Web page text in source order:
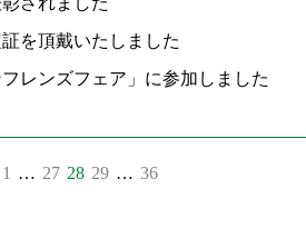
を頂戴いたしました
レンズフェア」に参加しました
1 … 27 28 29 … 36